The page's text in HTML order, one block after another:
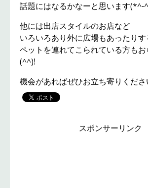
話題にはなるかなーと思います(*^-
他には出店スタイルのお店など
いろいろあり外に広場もあったり
ペットを連れてこられている方も
(^^)!
機会があればぜひお立ち寄りくだ
スポンサーリンク